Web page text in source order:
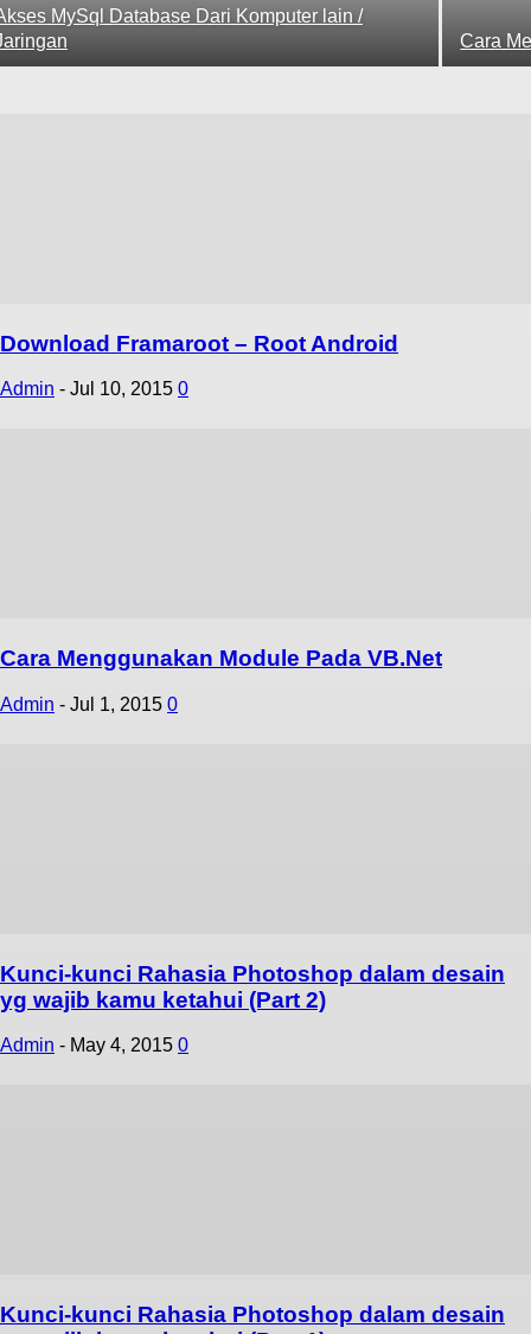
MySql Database Dari Komputer lain /
Cara
Download Framaroot – Root Android
Admin - Jul 10, 2015 0
Cara Menggunakan Module Pada VB.Net
Admin - Jul 1, 2015 0
Kunci-kunci Rahasia Photoshop dalam desain
yg wajib kamu ketahui (Part 2)
Admin - May 4, 2015 0
Kunci-kunci Rahasia Photoshop dalam desain